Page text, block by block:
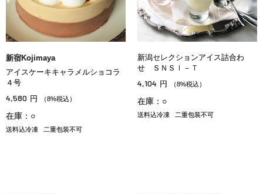
新宿Kojimaya
アイスケーキキャラメルショコラ
４号
4,580 円 （8%税込）
在庫：○
送料込冷凍 二重包装不可
新潟セレクションアイス詰合わ
せ ＳＮＳＩ－Ｔ
4,104 円 （8%税込）
在庫：○
送料込冷凍 二重包装不可